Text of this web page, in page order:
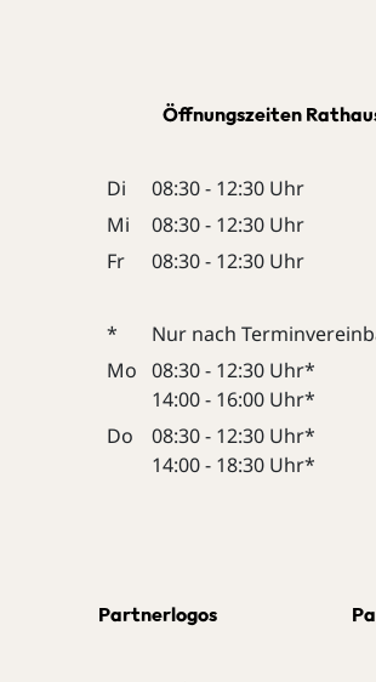
Öffnungszeiten
Di
08:30 - 12:30 Uhr
Mi
08:30 - 12:30 Uhr
Fr
08:30 - 12:30 Uhr
*
Nur nach
Mo 08:30 - 12:30 Uhr*
14:00 - 16:00 Uhr*
Do
08:30 - 12:30 Uhr*
14:00 - 18:30 Uhr*
Partnerlogos